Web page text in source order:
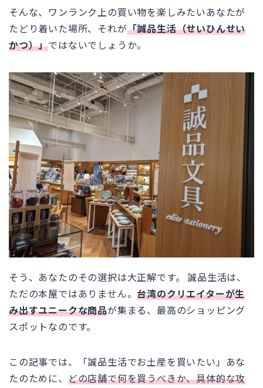
そんな、ワンランク上の買い物を楽しみたいあなたが
たどり着いた場所、それが「誠品生活（せいひんせい
かつ）」ではないでしょうか。
そう、あなたのその選択は大正解です。 誠品生活は、
ただの本屋ではありません。台湾のクリエイターが生
み出すユニークな商品が集まる、最高のショッピング
スポットなのです。
この記事では、「誠品生活でお土産を買いたい」あな
たのために、 どの店舗で何を買うべきか、具体的な攻